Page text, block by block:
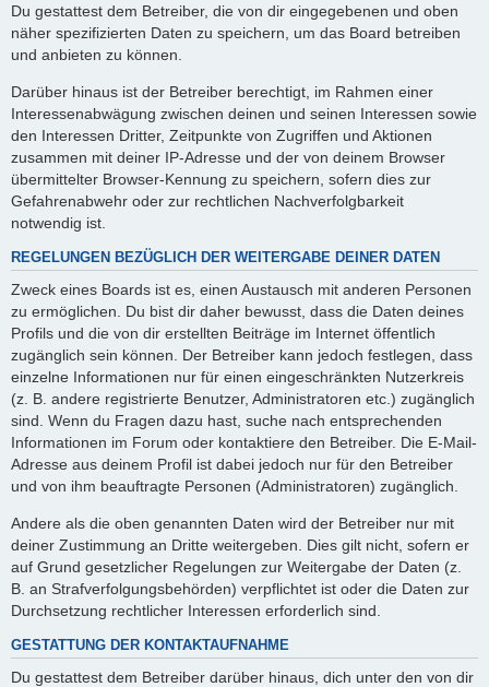
Du gestattest dem Betreiber, die von dir eingegebenen und oben
näher spezifizierten Daten zu speichern, um das Board betreiben
und anbieten zu können.
Darüber hinaus ist der Betreiber berechtigt, im Rahmen einer
Interessenabwägung zwischen deinen und seinen Interessen sowie
den Interessen Dritter, Zeitpunkte von Zugriffen und Aktionen
zusammen mit deiner IP-Adresse und der von deinem Browser
übermittelter Browser-Kennung zu speichern, sofern dies zur
Gefahrenabwehr oder zur rechtlichen Nachverfolgbarkeit
notwendig ist.
REGELUNGEN BEZÜGLICH DER WEITERGABE DEINER DATEN
Zweck eines Boards ist es, einen Austausch mit anderen Personen
zu ermöglichen. Du bist dir daher bewusst, dass die Daten deines
Profils und die von dir erstellten Beiträge im Internet öffentlich
zugänglich sein können. Der Betreiber kann jedoch festlegen, dass
einzelne Informationen nur für einen eingeschränkten Nutzerkreis
(z. B. andere registrierte Benutzer, Administratoren etc.) zugänglich
sind. Wenn du Fragen dazu hast, suche nach entsprechenden
Informationen im Forum oder kontaktiere den Betreiber. Die E-Mail-
Adresse aus deinem Profil ist dabei jedoch nur für den Betreiber
und von ihm beauftragte Personen (Administratoren) zugänglich.
Andere als die oben genannten Daten wird der Betreiber nur mit
deiner Zustimmung an Dritte weitergeben. Dies gilt nicht, sofern er
auf Grund gesetzlicher Regelungen zur Weitergabe der Daten (z.
B. an Strafverfolgungsbehörden) verpflichtet ist oder die Daten zur
Durchsetzung rechtlicher Interessen erforderlich sind.
GESTATTUNG DER KONTAKTAUFNAHME
Du gestattest dem Betreiber darüber hinaus, dich unter den von dir